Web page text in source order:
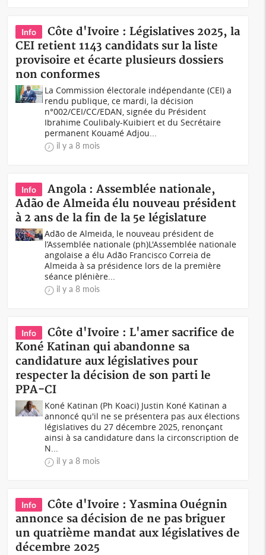
Info
Côte d'Ivoire : Législatives 2025, la
CEI retient 1143 candidats sur la liste
provisoire et écarte plusieurs dossiers
non conformes
La Commission électorale indépendante (CEI) a
rendu publique, ce mardi, la décision
n°002/CEI/CC/EDAN, signée du Président
Ibrahime Coulibaly-Kuibiert et du Secrétaire
permanent Kouamé Adjou...
il y a 8 mois
Info
Angola : Assemblée nationale,
Adão de Almeida élu nouveau président
à 2 ans de la fin de la 5e législature
Adão de Almeida, le nouveau président de
l’Assemblée nationale (ph)L'Assemblée nationale
angolaise a élu Adão Francisco Correia de
Almeida à sa présidence lors de la première
séance plénière...
il y a 8 mois
Info
Côte d'Ivoire : L'amer sacrifice de
Koné Katinan qui abandonne sa
candidature aux législatives pour
respecter la décision de son parti le
PPA-CI
Koné Katinan (Ph Koaci) Justin Koné Katinan a
annoncé qu'il ne se présentera pas aux élections
législatives du 27 décembre 2025, renonçant
ainsi à sa candidature dans la circonscription de
N...
il y a 8 mois
Info
Côte d'Ivoire : Yasmina Ouégnin
annonce sa décision de ne pas briguer
un quatrième mandat aux législatives de
décembre 2025